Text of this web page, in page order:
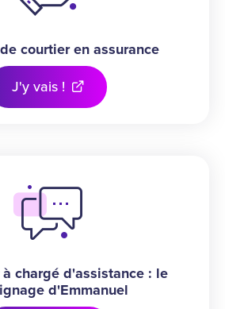
courtier en assurance
J'y vais !
chargé d'assistance : le
d'Emmanuel